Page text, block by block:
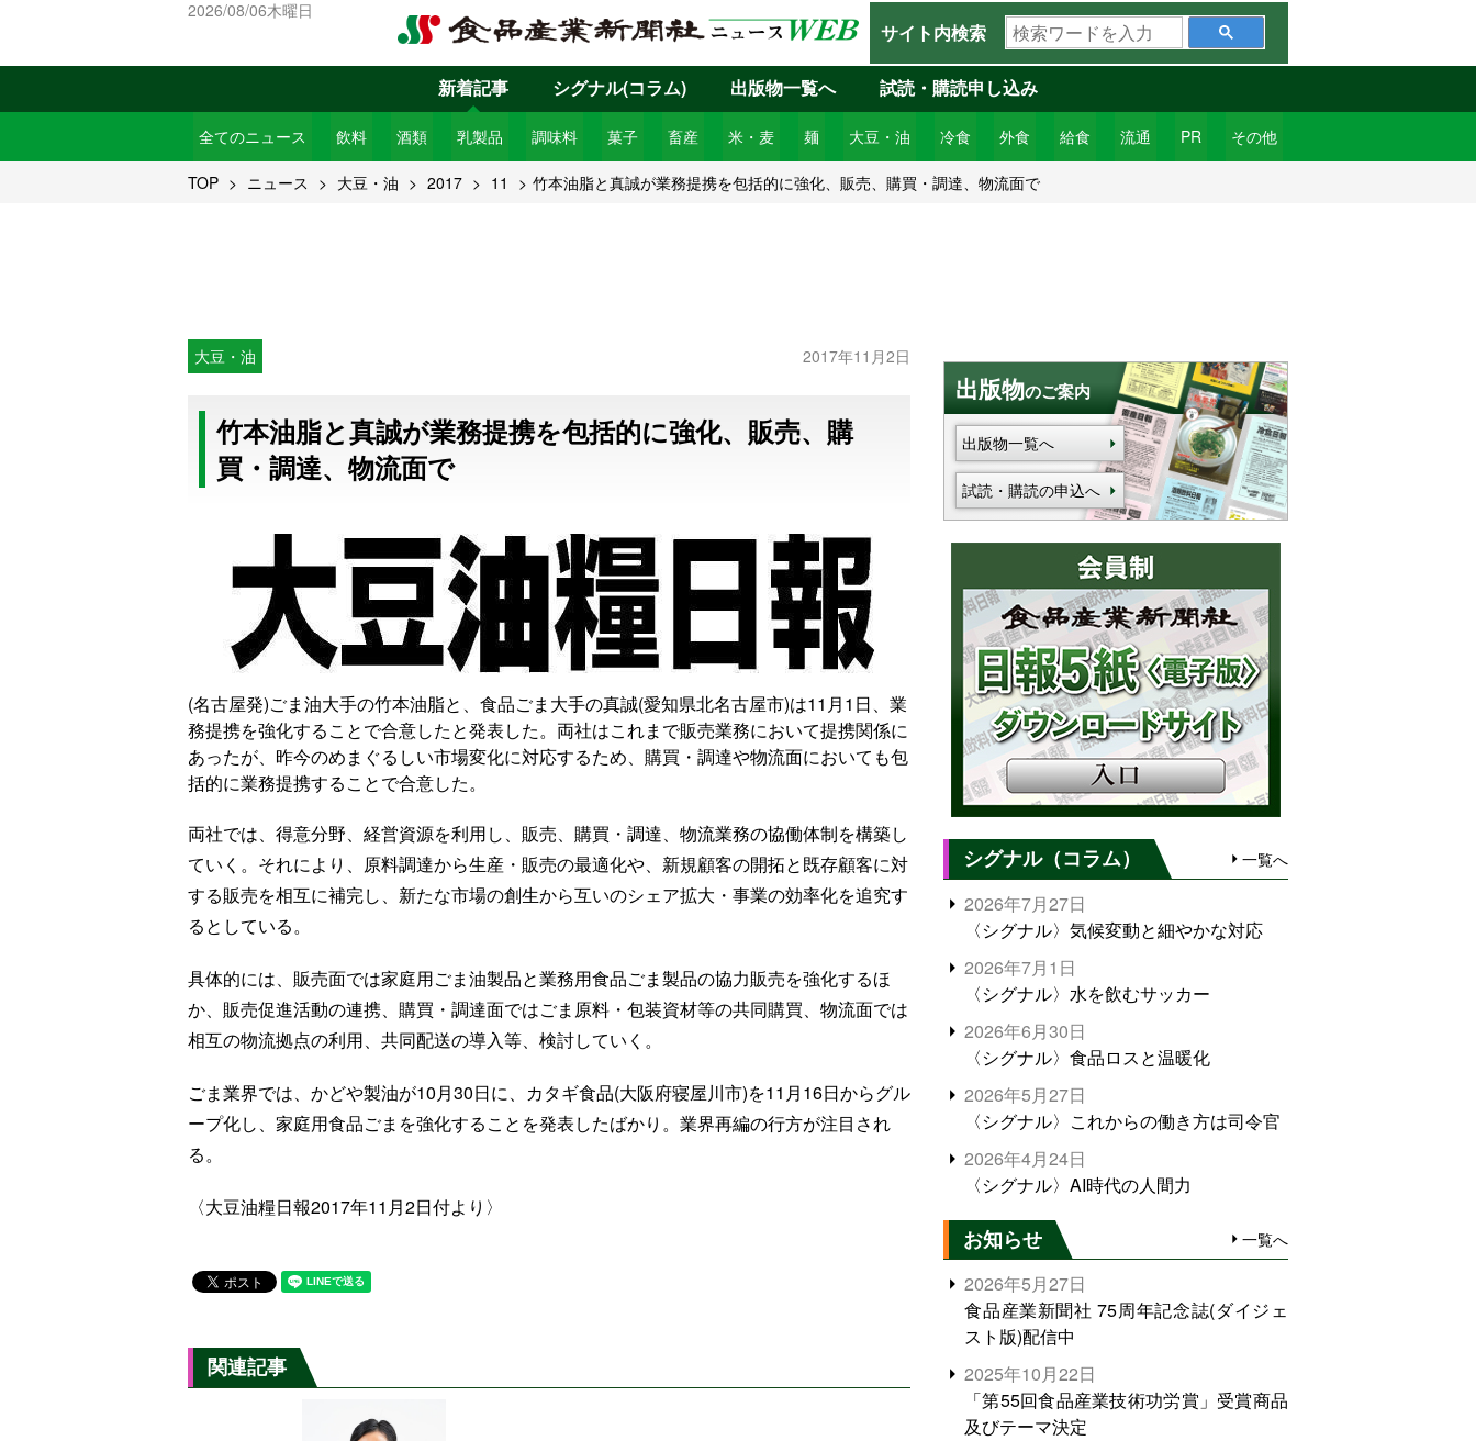
2026/08/06木曜日
サイト内検索
検
索
ワ
ー
ド
を
入
新着記事
全てのニュース 飲料 酒類 乳製品 調味料 菓子 畜産 米・麦 麺 大豆・油 冷食 外食 給食 流通 PR その他
シグナル(コラム) 出版物一覧へ 試読・購読申し込み
TOP ニュース 大豆・油 2017 11 竹本油脂と真誠が業務提携を包括的に強化、販売、購買・調達、物流面で
大豆・油 2017年11月2日
竹本油脂と真誠が業務提携を包括的に強化、販売、購
買・調達、物流面で
(名古屋発)ごま油大手の竹本油脂と、食品ごま大手の真誠(愛知県北名古屋市)は11月1日、業
務提携を強化することで合意したと発表した。両社はこれまで販売業務において提携関係に
あったが、昨今のめまぐるしい市場変化に対応するため、購買・調達や物流面においても包
括的に業務提携することで合意した。
両社では、得意分野、経営資源を利用し、販売、購買・調達、物流業務の協働体制を構築し
ていく。それにより、原料調達から生産・販売の最適化や、新規顧客の開拓と既存顧客に対
する販売を相互に補完し、新たな市場の創生から互いのシェア拡大・事業の効率化を追究す
るとしている。
具体的には、販売面では家庭用ごま油製品と業務用食品ごま製品の協力販売を強化するほ
か、販売促進活動の連携、購買・調達面ではごま原料・包装資材等の共同購買、物流面では
相互の物流拠点の利用、共同配送の導入等、検討していく。
ごま業界では、かどや製油が10月30日に、カタギ食品(大阪府寝屋川市)を11月16日からグル
ープ化し、家庭用食品ごまを強化することを発表したばかり。業界再編の行方が注目され
る。
〈大豆油糧日報2017年11月2日付より〉
関連記事
出版物のご案内
出版物一覧へ
試読・購読の申込へ
シグナル（コラム） 一覧へ
2026年7月27日
〈シグナル〉気候変動と細やかな対応
2026年7月1日
〈シグナル〉水を飲むサッカー
2026年6月30日
〈シグナル〉食品ロスと温暖化
2026年5月27日
〈シグナル〉これからの働き方は司令官
2026年4月24日
〈シグナル〉AI時代の人間力
お知らせ 一覧へ
2026年5月27日
食品産業新聞社 75周年記念誌(ダイジェ
スト版)配信中
2025年10月22日
「第55回食品産業技術功労賞」受賞商品
及びテーマ決定